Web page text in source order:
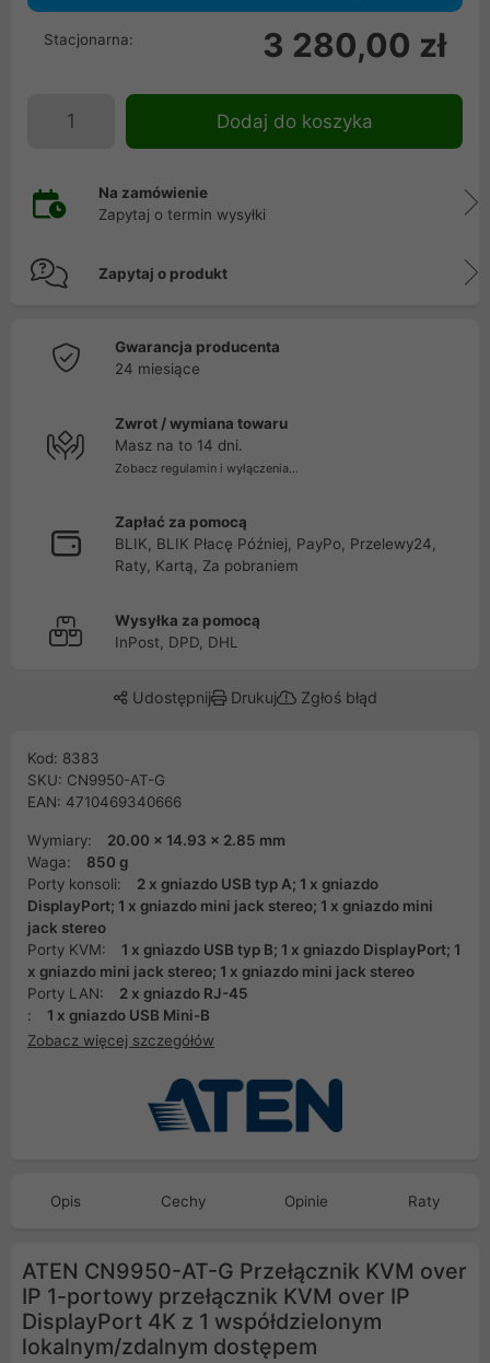
Stacjonarna: 3 280,00 zł
Dodaj do koszyka
Na zamówienie
Zapytaj o termin wysyłki
Zapytaj o produkt
Gwarancja producenta
24 miesiące
Zwrot / wymiana towaru
Masz na to 14 dni.
Zobacz regulamin i wyłączenia...
Zapłać za pomocą
BLIK, BLIK Płacę Później, PayPo, Przelewy24,
Raty, Kartą, Za pobraniem
Wysyłka za pomocą
InPost, DPD, DHL
Udostępnij Drukuj Zgłoś błąd
Kod: 8383
SKU: CN9950-AT-G
EAN: 4710469340666
Wymiary:
20.00 x 14.93 x 2.85 mm
Waga:
850 g
Porty konsoli:
2 x gniazdo USB typ A; 1 x gniazdo
DisplayPort; 1 x gniazdo mini jack stereo; 1 x gniazdo mini
jack stereo
Porty KVM:
1 x gniazdo USB typ B; 1 x gniazdo DisplayPort; 1
x gniazdo mini jack stereo; 1 x gniazdo mini jack stereo
Porty LAN:
2 x gniazdo RJ-45
:
1 x gniazdo USB Mini-B
Zobacz więcej szczegółów
Opis Cechy Opinie Raty
ATEN CN9950-AT-G Przełącznik KVM over
IP 1-portowy przełącznik KVM over IP
DisplayPort 4K z 1 współdzielonym
lokalnym/zdalnym dostępem